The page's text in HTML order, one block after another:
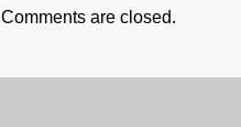
Comments are closed.